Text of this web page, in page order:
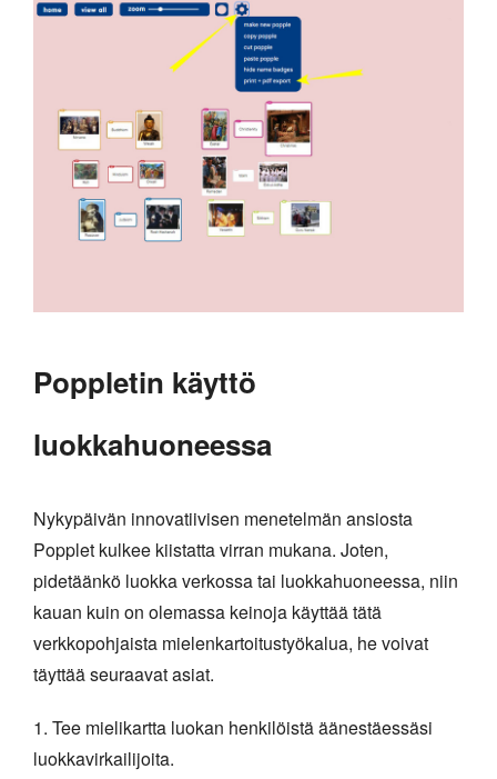
Poppletin käyttö
luokkahuoneessa
Nykypäivän innovatiivisen menetelmän ansiosta
Popplet kulkee kiistatta virran mukana. Joten,
pidetäänkö luokka verkossa tai luokkahuoneessa, niin
kauan kuin on olemassa keinoja käyttää tätä
verkkopohjaista mielenkartoitustyökalua, he voivat
täyttää seuraavat asiat.
1. Tee mielikartta luokan henkilöistä äänestäessäsi
luokkavirkailijoita.